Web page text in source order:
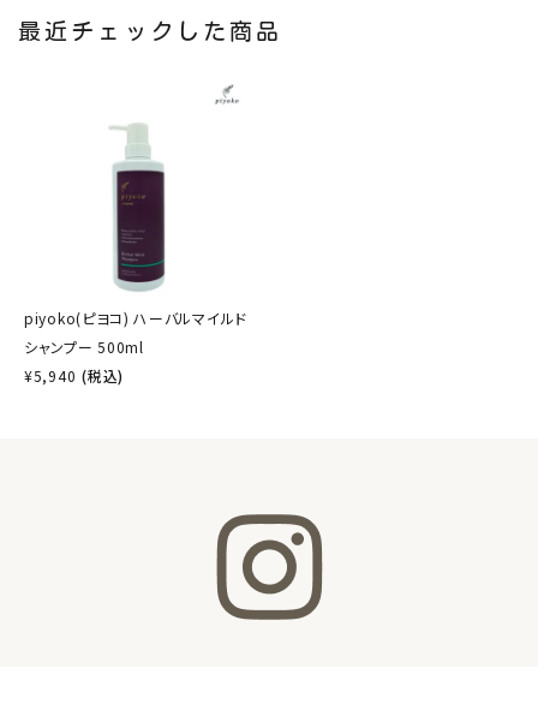
最近チェックした商品
piyoko(ピヨコ) ハーバルマイルド
シャンプー 500ml
¥5,940 (税込)